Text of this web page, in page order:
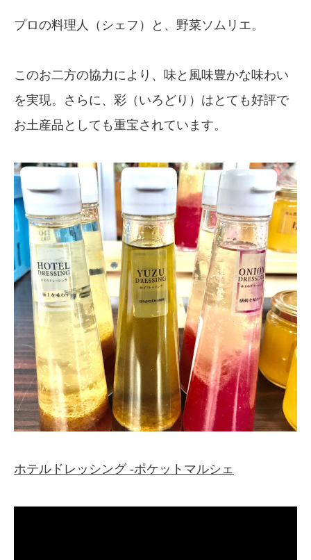
プロの料理人（シェフ）と、野菜ソムリエ。
このお二方の協力により、味と風味豊かな味わい
を実現。さらに、彩（いろどり）はとても好評で
お土産品としても重宝されています。
ホテルドレッシング -ポケットマルシェ